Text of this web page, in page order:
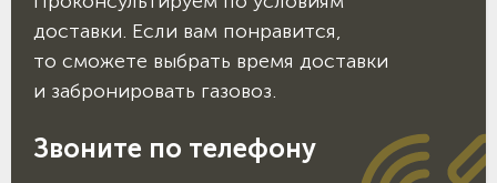
доставки. Если вам понравится,
то сможете выбрать время доставки
и забронировать газовоз.
Звоните по телефону